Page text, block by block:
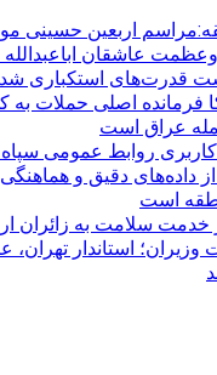
اربعین حسینی
عاشقان اباعبدالله
قدرت‌های استکباری
فرمانده اصلی حملات
عراق است
روابط عمومی
از داده‌های دقیق و
است
وزیران؛ استاندار تهران،